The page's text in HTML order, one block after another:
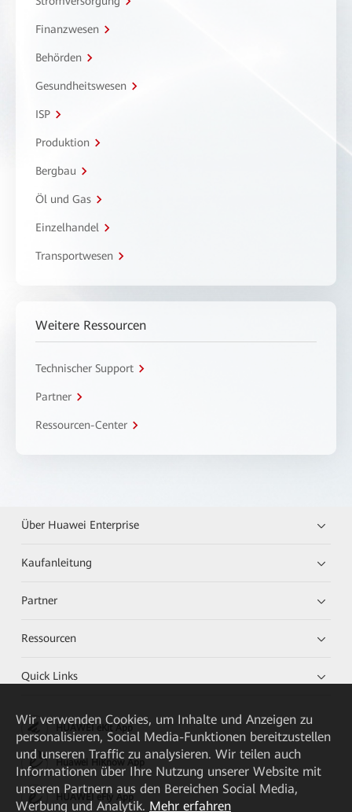
Finanzwesen
Behörden
Gesundheitswesen
ISP
Produktion
Bergbau
Öl und Gas
Einzelhandel
Transportwesen
Weitere Ressourcen
Technischer Support
Partner
Ressourcen-Center
Über Huawei Enterprise
Kaufanleitung
Partner
Ressourcen
Quick Links
HUAWEI eKit App
Huawei HiKnow App
HUAWEI eFly App
Wir verwenden Cookies, um Inhalte und Anzeigen zu
personalisieren, Social Media-Funktionen bereitzustellen
und unseren Traffic zu analysieren. Wir teilen auch
Informationen über Ihre Nutzung unserer Website mit
unseren Partnern aus den Bereichen Social Media,
Werbung und Analytik. Mehr erfahren